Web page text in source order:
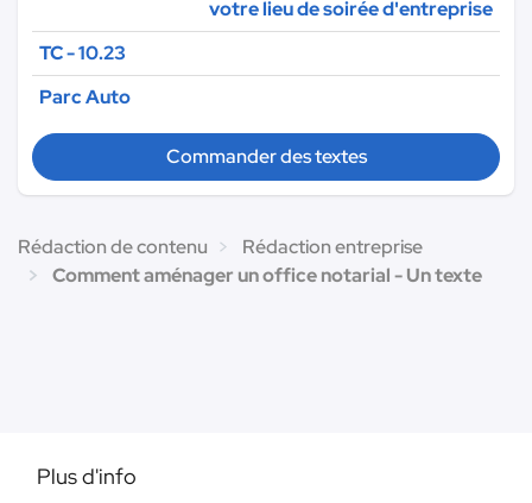
votre lieu de soirée d'entreprise
TC - 10.23
Parc Auto
Commander des textes
Rédaction de contenu
Rédaction entreprise
Comment aménager un office notarial - Un texte
Plus d'info